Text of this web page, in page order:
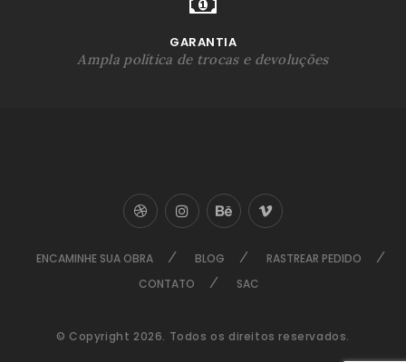
GARANTIA
Ampla política de trocas e devoluções
ENCAMINHE SUA OBRA BLOG
RASTREAR PEDIDO
CONTATO
SAC
© Copyright 2026. Todos os direitos reservados.